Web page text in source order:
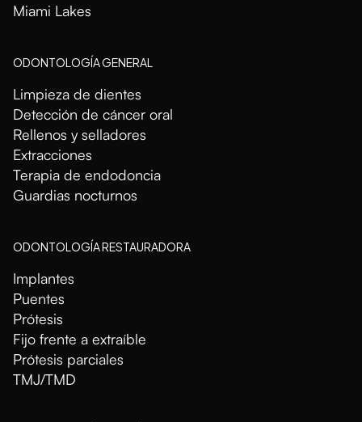
Miami Lakes
ODONTOLOGÍA GENERAL
Limpieza de dientes
Detección de cáncer oral
Rellenos y selladores
Extracciones
Terapia de endodoncia
Guardias nocturnos
ODONTOLOGÍA RESTAURADORA
Implantes
Puentes
Prótesis
Fijo frente a extraíble
Prótesis parciales
TMJ/TMD